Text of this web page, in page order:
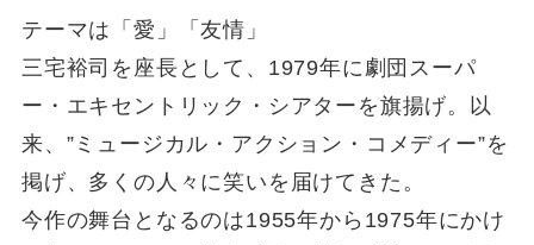
テーマは「愛」「友情」
三宅裕司を座長として、1979年に劇団スーパ
ー・エキセントリック・シアターを旗揚げ。以
来、”ミュージカル・アクション・コメディー”を
掲げ、多くの人々に笑いを届けてきた。
今作の舞台となるのは1955年から1975年にかけ